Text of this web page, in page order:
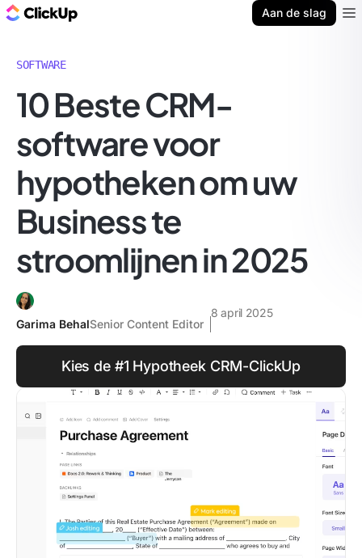
Aan de slag
SOFTWARE
10 Beste CRM-
software voor
hypotheken om uw
Business te
stroomlijnen in 2025
Garima BehalSenior Content Editor
8 april 2025
Kies de #1 Hypotheek CRM-ClickUp